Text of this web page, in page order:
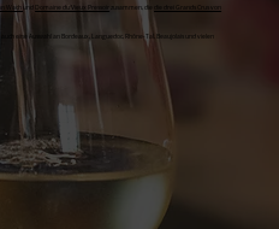
Wach und Domaine du Vieux Pressoir zusammen, die
die drei Grands Crus von
eine Auswahl an Bordeaux, Languedoc, Rhône-Tal, Beaujolais und vielen